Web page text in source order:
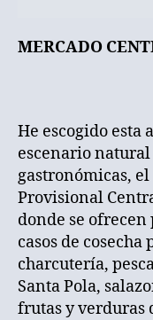
MERCADO
He escogido esta
escenario
gastronómicas,
Provisional
donde se ofrecen
casos de
charcutería,
Santa Pola,
frutas y verduras